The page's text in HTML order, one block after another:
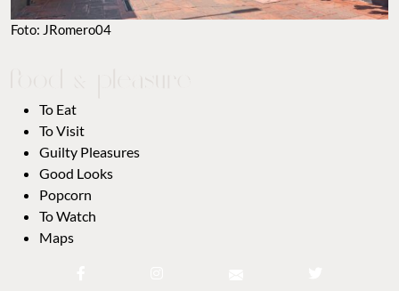
Foto: JRomero04
To Eat
To Visit
Guilty Pleasures
Good Looks
Popcorn
To Watch
Maps